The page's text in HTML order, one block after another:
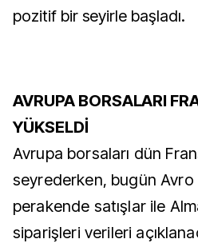
pozitif bir seyirle başladı.
AVRUPA BORSALARI
YÜKSELDİ
Avrupa borsaları dün
seyrederken, bugün
perakende satışlar ile
siparişleri verileri